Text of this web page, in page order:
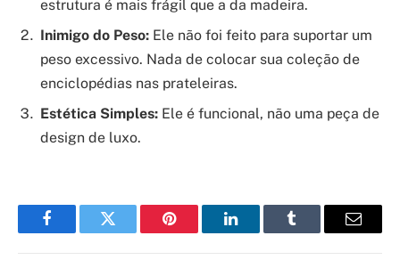
estrutura é mais frágil que a da madeira.
Inimigo do Peso: Ele não foi feito para suportar um
peso excessivo. Nada de colocar sua coleção de
enciclopédias nas prateleiras.
Estética Simples: Ele é funcional, não uma peça de
design de luxo.
FacebookTwitter Pinterest LinkedInTumblr Email